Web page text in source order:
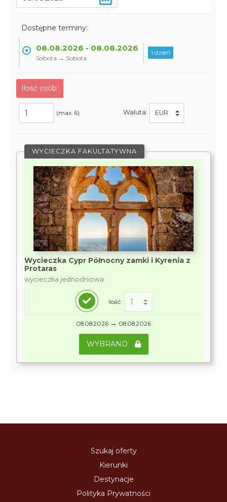
Dostępne terminy:
08.08.2026 - 08.08.2026
Sobota → Sobota
1 dzień
Ilość osób:
(max. 6) Waluta:
WYCIECZKA FAKULTATYWNA
Wycieczka Cypr Północny zamki i Kyrenia z
Protaras
wycieczka jednodniowa
Ilość:
08.08.2026 → 08.08.2026
WYBRANO
Szukaj oferty
Kierunki
Destynacje
Polityka Prywatności